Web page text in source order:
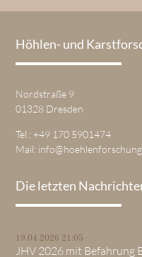
Höhlen- und
Nordstraße 9
01328 Dresden
Tel.: +49 170 5901474
Mail:
Die letzten
19.04.2026 21:05
JHV 2026 mit Befahrung